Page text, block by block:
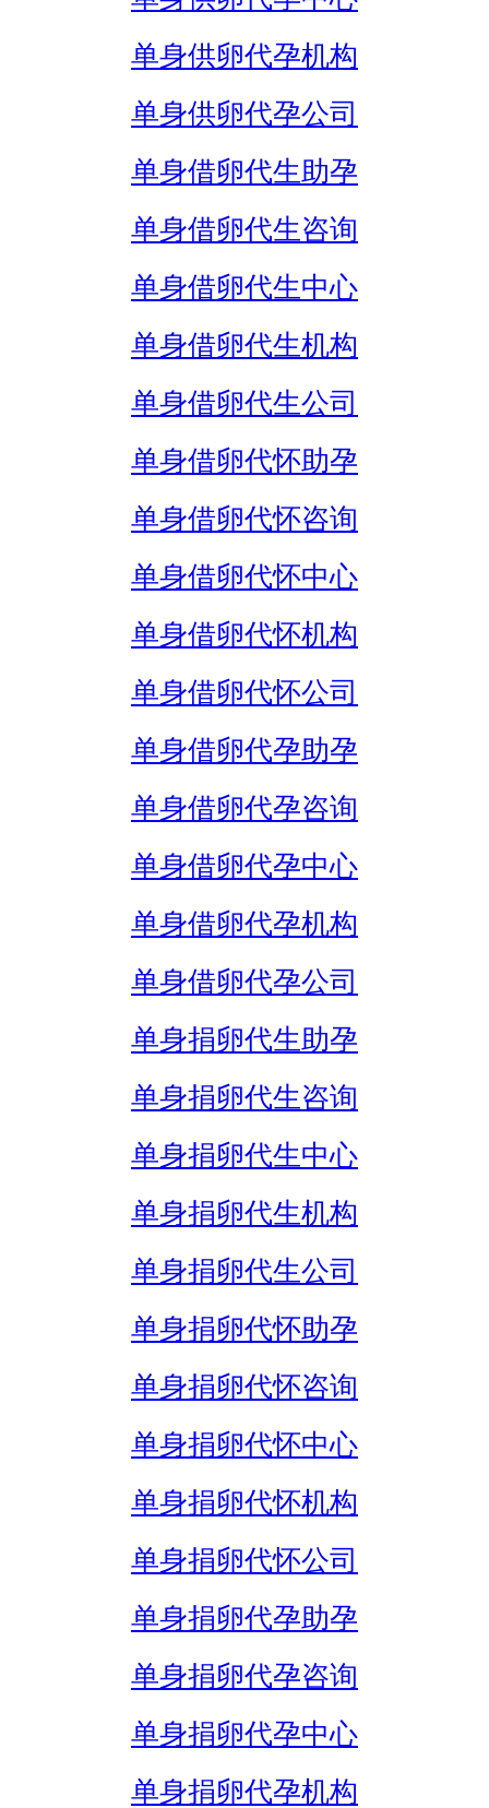
单身供卵代孕机构
单身供卵代孕公司
单身借卵代生助孕
单身借卵代生咨询
单身借卵代生中心
单身借卵代生机构
单身借卵代生公司
单身借卵代怀助孕
单身借卵代怀咨询
单身借卵代怀中心
单身借卵代怀机构
单身借卵代怀公司
单身借卵代孕助孕
单身借卵代孕咨询
单身借卵代孕中心
单身借卵代孕机构
单身借卵代孕公司
单身捐卵代生助孕
单身捐卵代生咨询
单身捐卵代生中心
单身捐卵代生机构
单身捐卵代生公司
单身捐卵代怀助孕
单身捐卵代怀咨询
单身捐卵代怀中心
单身捐卵代怀机构
单身捐卵代怀公司
单身捐卵代孕助孕
单身捐卵代孕咨询
单身捐卵代孕中心
单身捐卵代孕机构